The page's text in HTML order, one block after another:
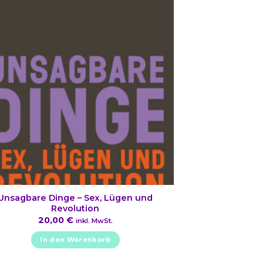
Dinge – Sex, Lügen und
Revolution
20,00 € inkl. MwSt.
In den Warenkorb